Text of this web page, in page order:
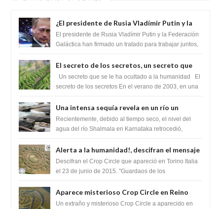
¿El presidente de Rusia Vladímir Putin y la
Federación Galactica han firmado un
tratado para acabar con los Sionistas?
El presidente de Rusia Vladímir Putin y la Federación
Galáctica han firmado un tratado para trabajar juntos,
El secreto de los secretos, un secreto que
cambiaría por completo el destino de la
humanidad
Un secreto que se le ha ocultado a la humanidad El
secreto de los secretos En el verano de 2003, en una
Una intensa sequía revela en un río un
impresionante hallazgo de miles de Shiva
Lingas
Recientemente, debido al tiempo seco, el nivel del
agua del río Shalmala en Karnataka retrocedió,
Alerta a la humanidad!, descifran el mensaje
del Crop Circle de Torino ,Italia
Descifran el Crop Circle que apareció en Torino Italia
el 23 de junio de 2015. "Guardaos de los
Aparece misterioso Crop Circle en Reino
Unido 23 de junio 2016
Un extraño y misterioso Crop Circle a aparecido en